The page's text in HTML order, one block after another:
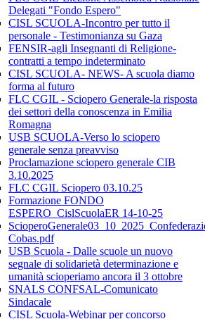
Delegati "Fondo Espero"
CISL SCUOLA-Incontro per tutto il
personale - Testimonianza su Gaza
FENSIR-agli Insegnanti di Religione-
contratti a tempo indeterminato
CISL SCUOLA- NEWS- A scuola diamo
forma al futuro
FLC CGIL - Sciopero Generale-la risposta
dei settori della conoscenza in Emilia
Romagna
USB SCUOLA-Verso lo sciopero
generale senza preavviso
Proclamazione sciopero generale CIB
3.10.2025
FLC CGIL Sciopero 03.10.25
Formazione FONDO
ESPERO_CislScuolaER 14-10-25
Cobas.pdf
USB Scuola - Dalle scuole un nuovo
segnale di solidarietà determinazione e
umanità scioperiamo ancora il 3 ottobre
SNALS CONFSAL-Comunicato
Sindacale
CISL Scuola-Webinar per concorso